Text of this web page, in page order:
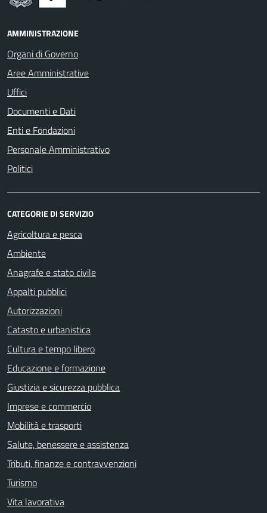
AMMINISTRAZIONE
Organi di Governo
Aree Amministrative
Uffici
Documenti e Dati
Enti e Fondazioni
Personale Amministrativo
Politici
CATEGORIE DI SERVIZIO
Agricoltura e pesca
Ambiente
Anagrafe e stato civile
Appalti pubblici
Autorizzazioni
Catasto e urbanistica
Cultura e tempo libero
Educazione e formazione
Giustizia e sicurezza pubblica
Imprese e commercio
Mobilità e trasporti
Salute, benessere e assistenza
Tributi, finanze e contravvenzioni
Turismo
Vita lavorativa